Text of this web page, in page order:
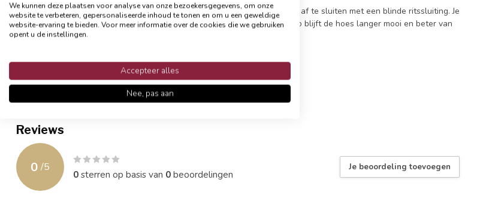
Zowel de voor- als achterkant zijn egaal van kleur, voelen zacht aan en
is af te sluiten met een blinde ritssluiting. Je
kunt de hoes het beste op een milde manier (liefst op de hand) wassen, zo blijft de hoes langer mooi en beter van
vorm.
- Formaat 45 x 45 cm
- Materiaal: fluweel / polyester
- Afsluitbaar met een rits
Reviews
0 /5
0sterren op basis van 0beoordelingen
Je beoordeling toevoegen
We kunnen deze plaatsen voor analyse van onze bezoekersgegevens, om onze
website te verbeteren, gepersonaliseerde inhoud te tonen en om u een geweldige
website-ervaring te bieden. Voor meer informatie over de cookies die we gebruiken
opent u de instellingen.
Accepteer alles
Nee, pas aan